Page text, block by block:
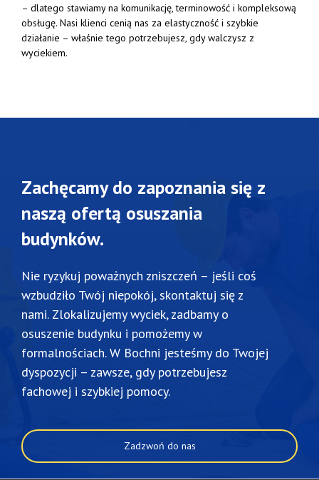
– dlatego stawiamyna komunikację,terminowość i kompleksową
obsługę. Nasi klienci cenią nas za elastyczność i szybkie
działanie – właśnietego potrzebujesz, gdywalczysz z
wyciekiem.
Zachęcamy do zapoznania się z
naszą ofertą osuszania
budynków.
Nie ryzykuj poważnych zniszczeń – jeśli coś
wzbudziło Twój niepokój,skontaktuj się z
nami. Zlokalizujemywyciek,zadbamy o
osuszenie budynku i pomożemyw
formalnościach.W Bochni jesteśmy do Twojej
dyspozycji – zawsze, gdy potrzebujesz
fachowej i szybkiej pomocy.
Zadzwoń do nas